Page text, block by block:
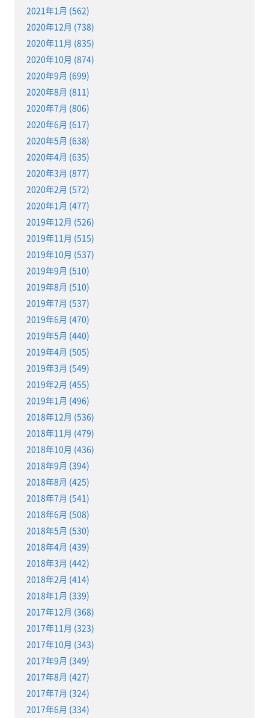
2021年1月 (562)
2020年12月 (738)
2020年11月 (835)
2020年10月 (874)
2020年9月 (699)
2020年8月 (811)
2020年7月 (806)
2020年6月 (617)
2020年5月 (638)
2020年4月 (635)
2020年3月 (877)
2020年2月 (572)
2020年1月 (477)
2019年12月 (526)
2019年11月 (515)
2019年10月 (537)
2019年9月 (510)
2019年8月 (510)
2019年7月 (537)
2019年6月 (470)
2019年5月 (440)
2019年4月 (505)
2019年3月 (549)
2019年2月 (455)
2019年1月 (496)
2018年12月 (536)
2018年11月 (479)
2018年10月 (436)
2018年9月 (394)
2018年8月 (425)
2018年7月 (541)
2018年6月 (508)
2018年5月 (530)
2018年4月 (439)
2018年3月 (442)
2018年2月 (414)
2018年1月 (339)
2017年12月 (368)
2017年11月 (323)
2017年10月 (343)
2017年9月 (349)
2017年8月 (427)
2017年7月 (324)
2017年6月 (334)